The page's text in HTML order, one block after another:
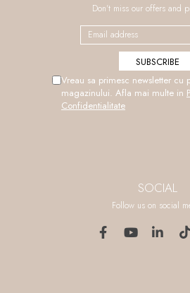
Don't miss our offers and
Vreau sa primesc newsletter cu
magazinului. Afla mai multe in
Confidentialitate
SOCIAL
Follow us on social